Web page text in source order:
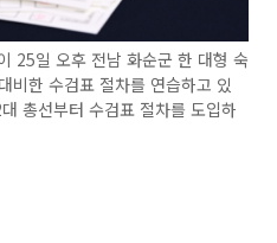
25일 오후 전남 화순군 한 대형 숙
비한 수검표 절차를 연습하고 있
총선부터 수검표 절차를 도입하